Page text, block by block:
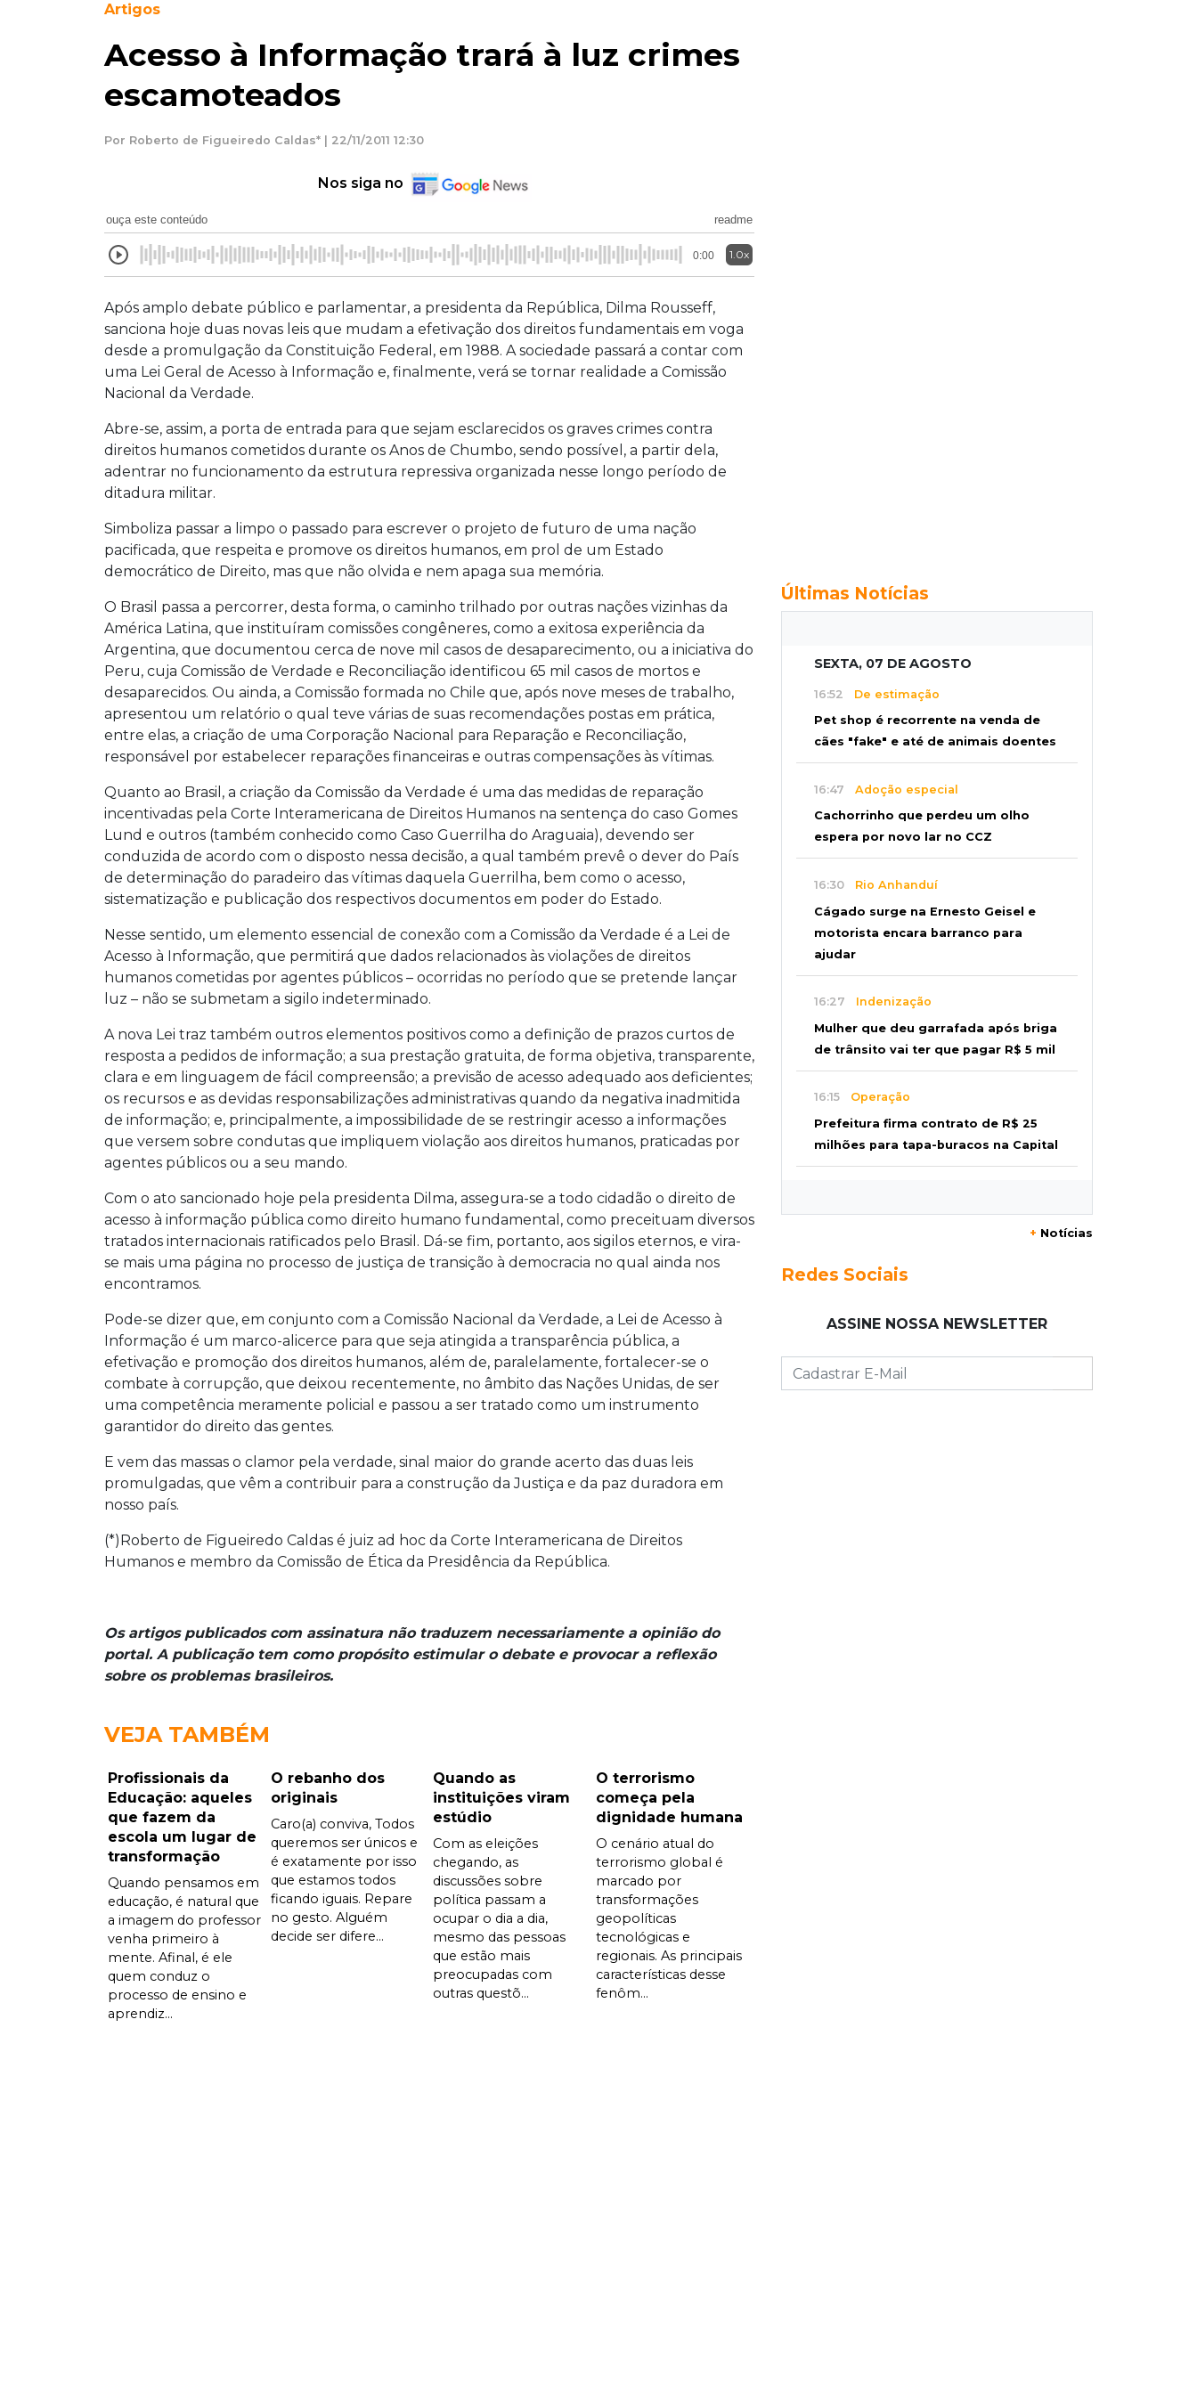
Artigos
Acesso à Informação trará à luz crimes
escamoteados
Por Roberto de Figueiredo Caldas* | 22/11/2011 12:30
Nos siga no
ouça este conteúdo readme
0:00 1.0x
Após amplo debate público e parlamentar, a presidenta da República, Dilma Rousseff,
sanciona hoje duas novas leis que mudam a efetivação dos direitos fundamentais em voga
desde a promulgação da Constituição Federal, em 1988. A sociedade passará a contar com
uma Lei Geral de Acesso à Informação e, finalmente, verá se tornar realidade a Comissão
Nacional da Verdade.
Abre-se, assim, a porta de entrada para que sejam esclarecidos os graves crimes contra
direitos humanos cometidos durante os Anos de Chumbo, sendo possível, a partir dela,
adentrar no funcionamento da estrutura repressiva organizada nesse longo período de
ditadura militar.
Simboliza passar a limpo o passado para escrever o projeto de futuro de uma nação
pacificada, que respeita e promove os direitos humanos, em prol de um Estado
democrático de Direito, mas que não olvida e nem apaga sua memória.
O Brasil passa a percorrer, desta forma, o caminho trilhado por outras nações vizinhas da
América Latina, que instituíram comissões congêneres, como a exitosa experiência da
Argentina, que documentou cerca de nove mil casos de desaparecimento, ou a iniciativa do
Peru, cuja Comissão de Verdade e Reconciliação identificou 65 mil casos de mortos e
desaparecidos. Ou ainda, a Comissão formada no Chile que, após nove meses de trabalho,
apresentou um relatório o qual teve várias de suas recomendações postas em prática,
entre elas, a criação de uma Corporação Nacional para Reparação e Reconciliação,
responsável por estabelecer reparações financeiras e outras compensações às vítimas.
Quanto ao Brasil, a criação da Comissão da Verdade é uma das medidas de reparação
incentivadas pela Corte Interamericana de Direitos Humanos na sentença do caso Gomes
Lund e outros (também conhecido como Caso Guerrilha do Araguaia), devendo ser
conduzida de acordo com o disposto nessa decisão, a qual também prevê o dever do País
de determinação do paradeiro das vítimas daquela Guerrilha, bem como o acesso,
sistematização e publicação dos respectivos documentos em poder do Estado.
Nesse sentido, um elemento essencial de conexão com a Comissão da Verdade é a Lei de
Acesso à Informação, que permitirá que dados relacionados às violações de direitos
humanos cometidas por agentes públicos – ocorridas no período que se pretende lançar
luz – não se submetam a sigilo indeterminado.
A nova Lei traz também outros elementos positivos como a definição de prazos curtos de
resposta a pedidos de informação; a sua prestação gratuita, de forma objetiva, transparente,
clara e em linguagem de fácil compreensão; a previsão de acesso adequado aos deficientes;
os recursos e as devidas responsabilizações administrativas quando da negativa inadmitida
de informação; e, principalmente, a impossibilidade de se restringir acesso a informações
que versem sobre condutas que impliquem violação aos direitos humanos, praticadas por
agentes públicos ou a seu mando.
Com o ato sancionado hoje pela presidenta Dilma, assegura-se a todo cidadão o direito de
acesso à informação pública como direito humano fundamental, como preceituam diversos
tratados internacionais ratificados pelo Brasil. Dá-se fim, portanto, aos sigilos eternos, e vira-
se mais uma página no processo de justiça de transição à democracia no qual ainda nos
encontramos.
Pode-se dizer que, em conjunto com a Comissão Nacional da Verdade, a Lei de Acesso à
Informação é um marco-alicerce para que seja atingida a transparência pública, a
efetivação e promoção dos direitos humanos, além de, paralelamente, fortalecer-se o
combate à corrupção, que deixou recentemente, no âmbito das Nações Unidas, de ser
uma competência meramente policial e passou a ser tratado como um instrumento
garantidor do direito das gentes.
E vem das massas o clamor pela verdade, sinal maior do grande acerto das duas leis
promulgadas, que vêm a contribuir para a construção da Justiça e da paz duradora em
nosso país.
(*)Roberto de Figueiredo Caldas é juiz ad hoc da Corte Interamericana de Direitos
Humanos e membro da Comissão de Ética da Presidência da República.
Os artigos publicados com assinatura não traduzem necessariamente a opinião do
portal. A publicação tem como propósito estimular o debate e provocar a reflexão
sobre os problemas brasileiros.
VEJA TAMBÉM
Profissionais da
Educação: aqueles
que fazem da
escola um lugar de
transformação
Quando pensamos em
educação, é natural que
a imagem do professor
venha primeiro à
mente. Afinal, é ele
quem conduz o
processo de ensino e
aprendiz...
O rebanho dos
originais
Caro(a) conviva, Todos
queremos ser únicos e
é exatamente por isso
que estamos todos
ficando iguais. Repare
no gesto. Alguém
decide ser difere...
Quando as
instituições viram
estúdio
Com as eleições
chegando, as
discussões sobre
política passam a
ocupar o dia a dia,
mesmo das pessoas
que estão mais
preocupadas com
outras questõ...
O terrorismo
começa pela
dignidade humana
O cenário atual do
terrorismo global é
marcado por
transformações
geopolíticas
tecnológicas e
regionais. As principais
características desse
fenôm...
Últimas Notícias
SEXTA, 07 DE AGOSTO
16:52 De estimação
Pet shop é recorrente na venda de
cães "fake" e até de animais doentes
16:47 Adoção especial
Cachorrinho que perdeu um olho
espera por novo lar no CCZ
16:30 Rio Anhanduí
Cágado surge na Ernesto Geisel e
motorista encara barranco para
ajudar
16:27 Indenização
Mulher que deu garrafada após briga
de trânsito vai ter que pagar R$ 5 mil
16:15 Operação
Prefeitura firma contrato de R$ 25
milhões para tapa-buracos na Capital
Assassino é preso saindo armado de
quarta
+ Notícias
Redes Sociais
ASSINE NOSSA NEWSLETTER